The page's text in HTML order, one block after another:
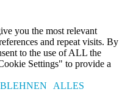
you the most relevant
and repeat visits. By
to the use of ALL the
Settings" to provide a
ALLES